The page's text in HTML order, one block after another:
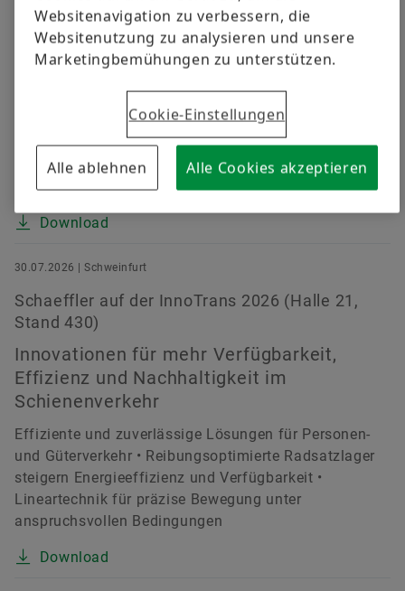
Umsatz mit 11,7 Milliarden Euro trotz
herausfordernder Marktbedingungen auf
auf 4,7 Prozent verbessert (Vorjahr: 4,1 Prozent) • E-
Mobility mit kontinuierlicher Margenverbesserung,
Powertrain & Chassis und Vehicle Lifetime Solutions
mit starken...
Download
30.07.2026 | Schweinfurt
Schaeffler auf der InnoTrans 2026 (Halle 21,
Stand 430)
Innovationen für mehr Verfügbarkeit,
Effizienz und Nachhaltigkeit im
Schienenverkehr
Effiziente und zuverlässige Lösungen für Personen-
und Güterverkehr • Reibungsoptimierte Radsatzlager
steigern Energieeffizienz und Verfügbarkeit •
Lineartechnik für präzise Bewegung unter
anspruchsvollen Bedingungen
Download
Websitenavigation zu verbessern, die
Websitenutzung zu analysieren und unsere
Marketingbemühungen zu unterstützen.
Cookie-Einstellungen
Alle ablehnen Alle Cookies akzeptieren